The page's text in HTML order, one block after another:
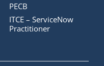
PECB
ITCE – ServiceNow
Practitioner